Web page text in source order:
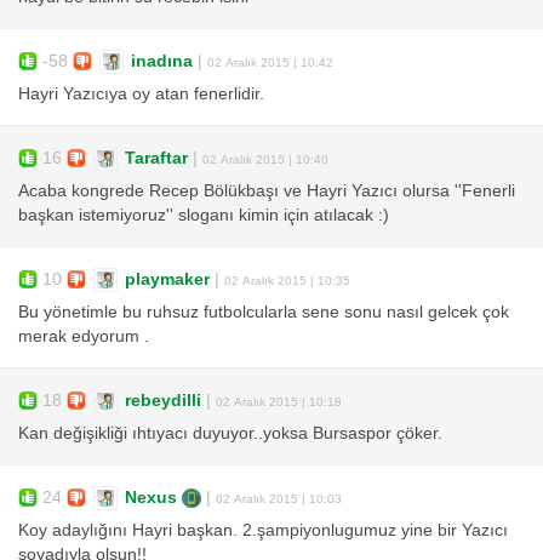
-58 inadına 02 Aralık 2015 | 10:42
Hayri Yazıcıya oy atan fenerlidir.
16 Taraftar| 02 Aralık 2015 | 10:40
Acaba kongrede Recep Bölükbaşı ve Hayri Yazıcı olursa ''Fenerli
başkan istemiyoruz'' sloganı kimin için atılacak :)
10 playmaker| 02 Aralık 2015 | 10:35
Bu yönetimle bu ruhsuz futbolcularla sene sonu nasıl gelcek çok
merak edyorum .
18 rebeydilli 02 Aralık 2015 | 10:18
Kan değişikliği ıhtıyacı duyuyor..yoksa Bursaspor çöker.
24 Nexus 02 Aralık 2015 | 10:03
Koy adaylığını Hayri başkan. 2.şampiyonlugumuz yine bir Yazıcı
soyadıyla olsun!!